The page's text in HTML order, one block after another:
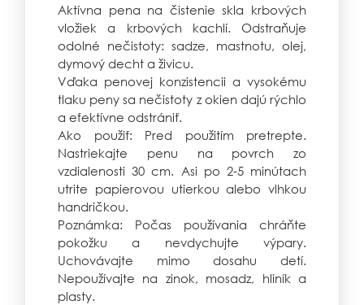
Aktívna pena na čistenie skla krbových
vložiek a krbových kachlí. Odstraňuje
odolné nečistoty: sadze, mastnotu, olej,
dymový decht a živicu.
Vďaka penovej konzistencii a vysokému
tlaku peny sa nečistoty z okien dajú rýchlo
a efektívne odstrániť.
Ako použiť: Pred použitím pretrepte.
Nastriekajte penu na povrch zo
vzdialenosti 30 cm. Asi po 2-5 minútach
utrite papierovou utierkou alebo vlhkou
handričkou.
Poznámka: Počas používania chráňte
pokožku a nevdychujte výpary.
Uchovávajte mimo dosahu detí.
Nepoužívajte na zinok, mosadz, hliník a
plasty.